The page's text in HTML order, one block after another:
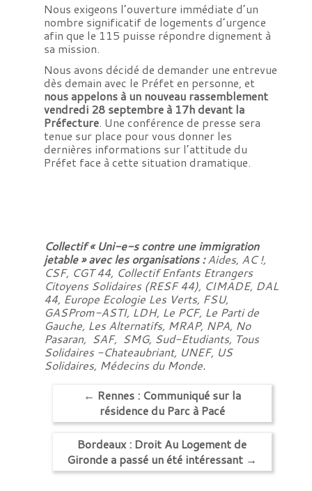
Nous exigeons l’ouverture immédiate d’un
nombre significatif de logements d’urgence
afin que le 115 puisse répondre dignement à
sa mission.
Nous avons décidé de demander une entrevue
dès demain avec le Préfet en personne, et
nous appelons à un nouveau rassemblement
vendredi 28 septembre à 17h devant la
Préfecture. Une conférence de presse sera
tenue sur place pour vous donner les
dernières informations sur l’attitude du
Préfet face à cette situation dramatique.
Collectif « Uni-e-s contre une immigration
jetable » avec les organisations :Aides, AC !,
CSF, CGT 44, Collectif Enfants Etrangers
Citoyens Solidaires (RESF 44), CIMADE, DAL
44, Europe Ecologie Les Verts, FSU,
GASProm-ASTI, LDH, Le PCF, Le Parti de
Gauche, Les Alternatifs, MRAP, NPA, No
Pasaran, SAF, SMG, Sud-Etudiants, Tous
Solidaires -Chateaubriant, UNEF, US
Solidaires, Médecins du Monde.
← Rennes : Communiqué sur la
résidence du Parc à Pacé
Bordeaux : Droit Au Logement de
Gironde a passé un été intéressant →